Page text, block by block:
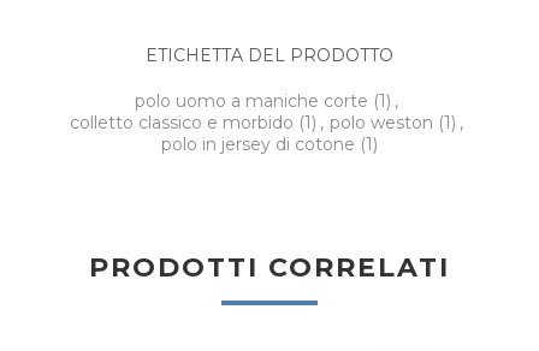
ETICHETTA DEL PRODOTTO
polo uomo a maniche corte (1) ,
colletto classico e morbido (1) , polo weston (1) ,
polo in jersey di cotone (1)
PRODOTTI CORRELATI